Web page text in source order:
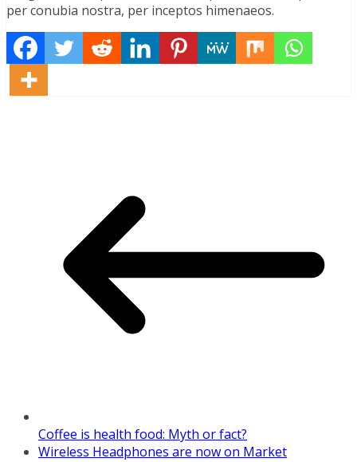
per conubia nostra, per inceptos himenaeos.
Coffee is health food: Myth or fact?
Wireless Headphones are now on Market